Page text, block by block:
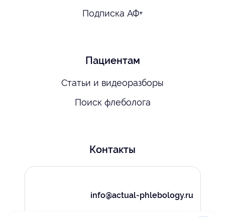
Подписка АФ+
Пациентам
Статьи и видеоразборы
Поиск флеболога
Контакты
info@actual-phlebology.ru